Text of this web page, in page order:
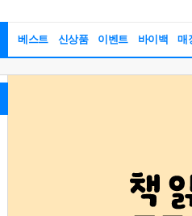
베스트 신상품 이벤트 바이백 매